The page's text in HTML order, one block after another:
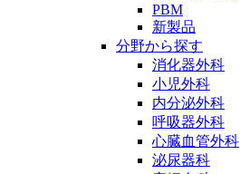
PBM
新製品
分野から探す
消化器外科
小児外科
内分泌外科
呼吸器外科
心臓血管外科
泌尿器科